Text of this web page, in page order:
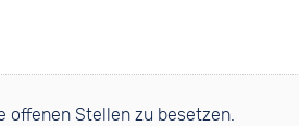
offenen Stellen zu besetzen.